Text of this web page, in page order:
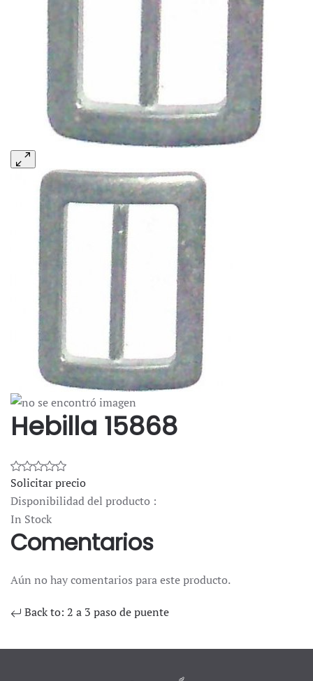
Hebilla 15868
Solicitar precio
Disponibilidad del producto :
In Stock
Comentarios
Aún no hay comentarios para este producto.
Back to: 2 a 3 paso de puente